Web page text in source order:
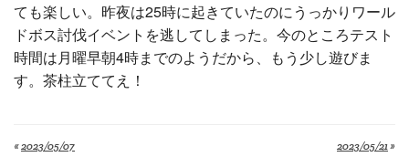
ても楽しい。昨夜は25時に起きていたのにうっかりワール
ドボス討伐イベントを逃してしまった。今のところテスト
時間は月曜早朝4時までのようだから、もう少し遊びま
す。茶柱立ててえ！
«2023/05/07 2023/05/21»